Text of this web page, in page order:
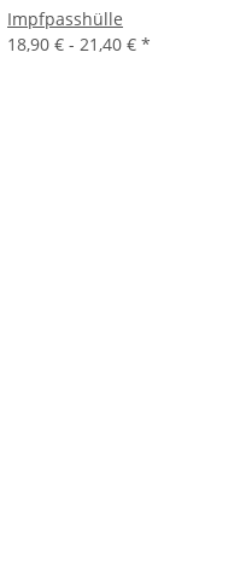
Impfpasshülle
18,90 € - 21,40 € *